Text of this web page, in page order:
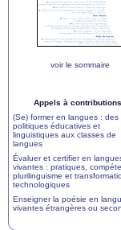
voir le sommaire
Appels à
(Se) former en langues : des
politiques éducatives et
linguistiques aux classes de
langues
Évaluer et certifier en
vivantes : pratiques,
plurilinguisme et
technologiques
Enseigner la poésie en
vivantes étrangères ou